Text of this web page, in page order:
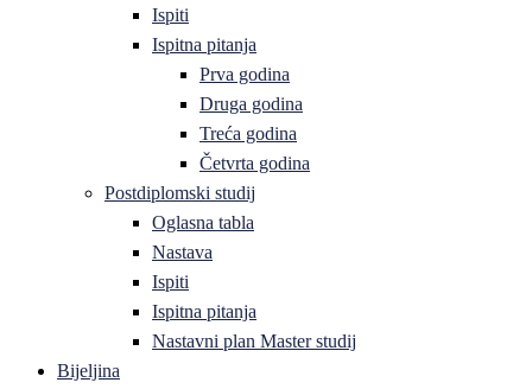
Ispiti
Ispitna pitanja
Prva godina
Druga godina
Treća godina
Četvrta godina
Postdiplomski studij
Oglasna tabla
Nastava
Ispiti
Ispitna pitanja
Nastavni plan Master studij
Bijeljina